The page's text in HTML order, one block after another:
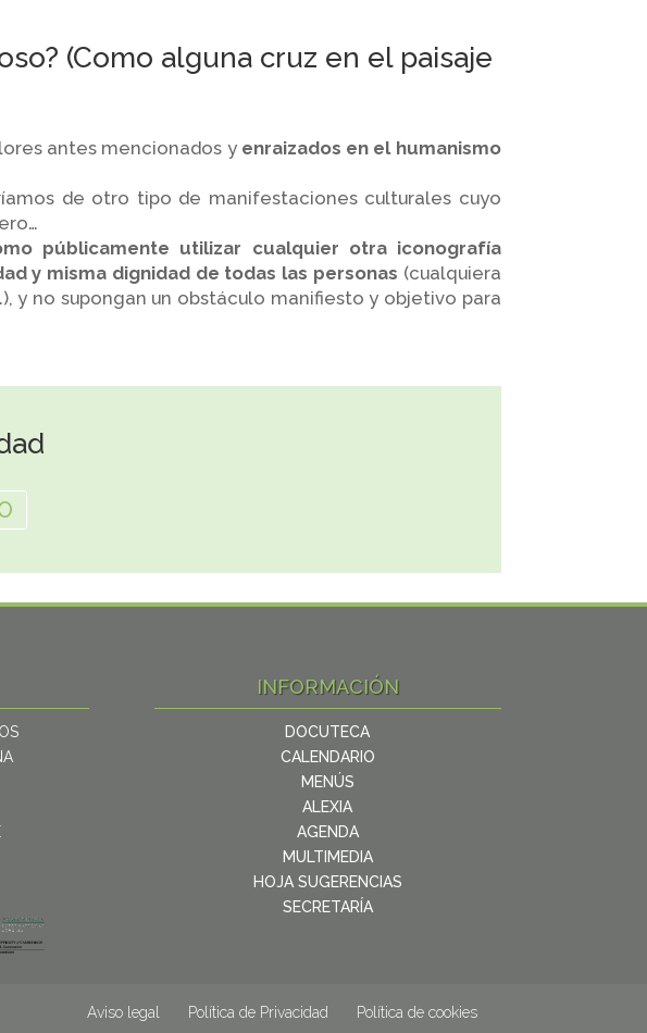
(Como alguna cruz en el paisaje
antes mencionados y enraizados en el humanismo
de otro tipo de manifestaciones culturales cuyo
públicamente utilizar cualquier otra iconografía
y misma dignidad de todas las personas (cualquiera
y no supongan un obstáculo manifiesto y objetivo para
INFORMACIÓN
DOCUTECA
CALENDARIO
MENÚS
ALEXIA
AGENDA
MULTIMEDIA
HOJA SUGERENCIAS
SECRETARÍA
Aviso legal Política de Privacidad Política de cookies